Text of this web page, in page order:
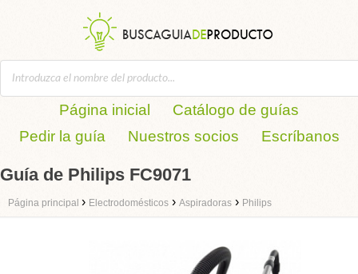
Página inicial
Catálogo de guías
Pedir la guía
Nuestros socios Escríbanos
Guía de Philips FC9071
Página principal › Electrodomésticos › Aspiradoras › Philips